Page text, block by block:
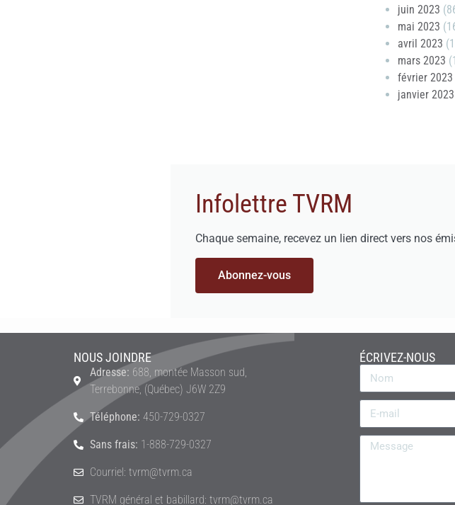
juin 2023
mai 2023
avril 2023
mars 2023
février 2023
janvier 2023
Infolettre TVRM
Chaque semaine, recevez un lien direct vers nos
Abonnez-vous
NOUS JOINDRE
Adresse: 688, montée Masson sud,
Terrebonne, (Québec) J6W 2Z9
Téléphone: 450-729-0327
Sans frais: 1-888-729-0327
Courriel: tvrm@tvrm.ca
TVRM général et babillard: tvrm@tvrm.ca
ÉCRIVEZ-NOUS